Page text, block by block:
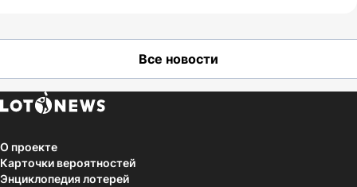
Все новости
О проекте
Карточки вероятностей
Энциклопедия лотерей